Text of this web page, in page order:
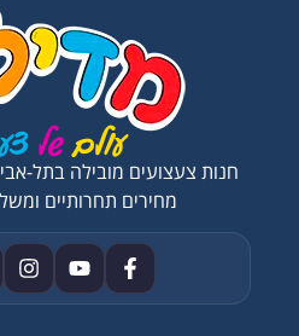
חנות צעצועים מובילה בתל-
מחירים תחרותיים